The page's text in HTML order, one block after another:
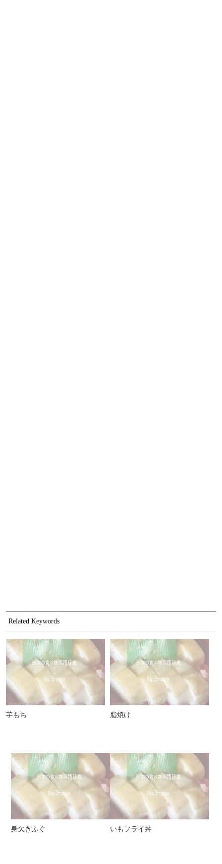
Related Keywords
芋もち 脂焼け
身欠きふぐ いもフライ丼